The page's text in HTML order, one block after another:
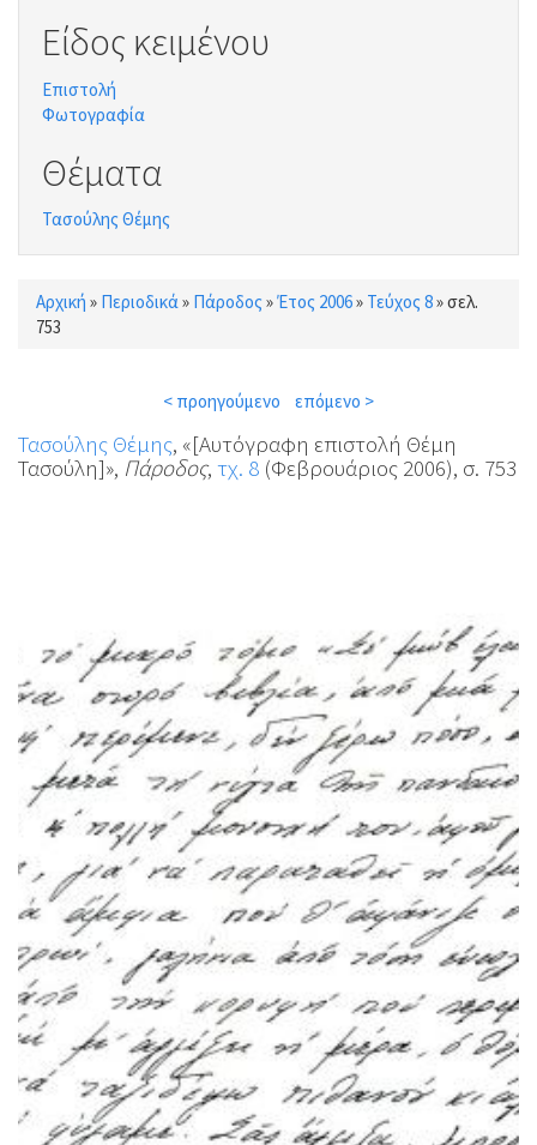
Είδος κειμένου
Επιστολή
Φωτογραφία
Θέματα
Τασούλης Θέμης
Είστε εδώ
Αρχική » Περιοδικά» Πάροδος »Έτος 2006» Τεύχος 8»σελ.
753
< προηγούμενο επόμενο >
Τασούλης Θέμης, «[Αυτόγραφη επιστολή Θέμη
Τασούλη]», Πάροδος, τχ. 8 (Φεβρουάριος 2006), σ. 753